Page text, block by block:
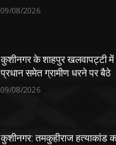
09/08/2026
कुशीनगर के शाहपुर खलवापट्टी में
प्रधान समेत ग्रामीण धरने पर बैठे
09/08/2026
कुशीनगर: तमकुहीराज हत्याकांड